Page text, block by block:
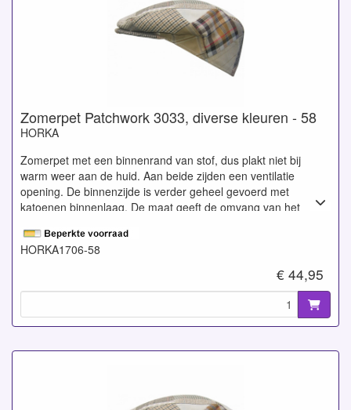
Zomerpet Patchwork 3033, diverse kleuren - 58
HORKA
Zomerpet met een binnenrand van stof, dus plakt niet bij
warm weer aan de huid. Aan beide zijden een ventilatie
opening. De binnenzijde is verder geheel gevoerd met
katoenen binnenlaag. De maat geeft de omvang van het
linnen.
HORKA1706-58
€ 44,95